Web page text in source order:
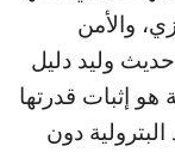
والأمن
وليد دليل
إثبات قدرتها
دون